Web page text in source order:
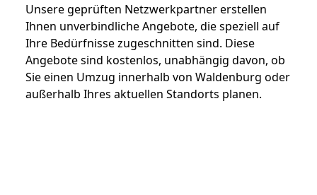
Unsere geprüften Netzwerkpartner erstellen
Ihnen unverbindliche Angebote, die speziell auf
Ihre Bedürfnisse zugeschnitten sind. Diese
Angebote sind kostenlos, unabhängig davon, ob
Sie einen Umzug innerhalb von Waldenburg oder
außerhalb Ihres aktuellen Standorts planen.